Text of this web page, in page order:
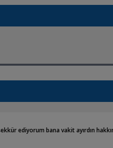
ediyorum bana vakit ayırdın